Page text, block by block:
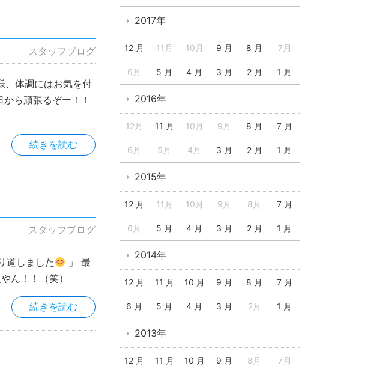
スタッフブログ
、体調にはお気を付
ら頑張るぞー！！
続きを読む
スタッフブログ
道しました
」 最
ん！！（笑）
続きを読む
2017年
12 月 11月 10月 9 月 8 月 7月
6月 5 月 4 月 3 月 2 月 1 月
2016年
12月 11 月 10月 9月 8 月 7 月
6月 5月 4月 3 月 2 月 1 月
2015年
12 月 11月 10月 9月 8月 7 月
6月 5 月 4 月 3 月 2 月 1 月
2014年
12 月 11 月 10 月 9 月 8 月 7 月
6 月 5 月 4 月 3 月 2月 1 月
2013年
12 月 11 月 10 月 9 月 8月 7月